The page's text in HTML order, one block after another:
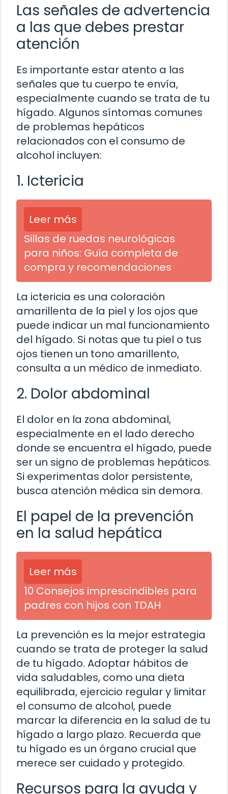
Las señales de advertencia
a las que debes prestar
atención
Es importante estar atento a las
señales que tu cuerpo te envía,
especialmente cuando se trata de tu
hígado. Algunos síntomas comunes
de problemas hepáticos
relacionados con el consumo de
alcohol incluyen:
1. Ictericia
Leer más
Sillas de ruedas neurológicas
para niños: Guía completa de
compra y recomendaciones
La ictericia es una coloración
amarillenta de la piel y los ojos que
puede indicar un mal funcionamiento
del hígado. Si notas que tu piel o tus
ojos tienen un tono amarillento,
consulta a un médico de inmediato.
2. Dolor abdominal
El dolor en la zona abdominal,
especialmente en el lado derecho
donde se encuentra el hígado, puede
ser un signo de problemas hepáticos.
Si experimentas dolor persistente,
busca atención médica sin demora.
El papel de la prevención
en la salud hepática
Leer más
10 Consejos imprescindibles para
padres con hijos con TDAH
La prevención es la mejor estrategia
cuando se trata de proteger la salud
de tu hígado. Adoptar hábitos de
vida saludables, como una dieta
equilibrada, ejercicio regular y limitar
el consumo de alcohol, puede
marcar la diferencia en la salud de tu
hígado a largo plazo. Recuerda que
tu hígado es un órgano crucial que
merece ser cuidado y protegido.
Recursos para la ayuda y